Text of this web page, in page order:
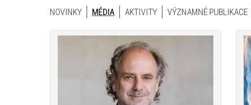
Homepage
NOVINKY MÉDIA AKTIVITY VÝZNAMNÉ PUBLIKACE